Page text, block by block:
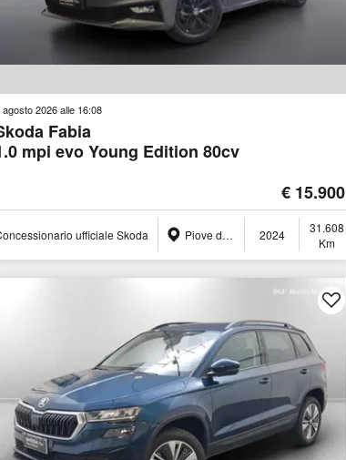
agosto 2026 alle 16:08
Fabia
mpi evo Young Edition 80cv
€ 15.900
ufficiale Skoda Piove di Sacco (PD) 2024
31.608
Km